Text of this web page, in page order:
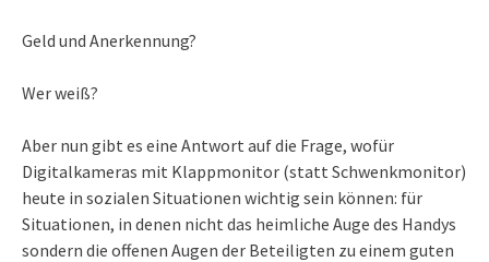
Geld und Anerkennung?
Wer weiß?
Aber nun gibt es eine Antwort auf die Frage, wofür
Digitalkameras mit Klappmonitor (statt Schwenkmonitor)
heute in sozialen Situationen wichtig sein können: für
Situationen, in denen nicht das heimliche Auge des Handys
sondern die offenen Augen der Beteiligten zu einem guten